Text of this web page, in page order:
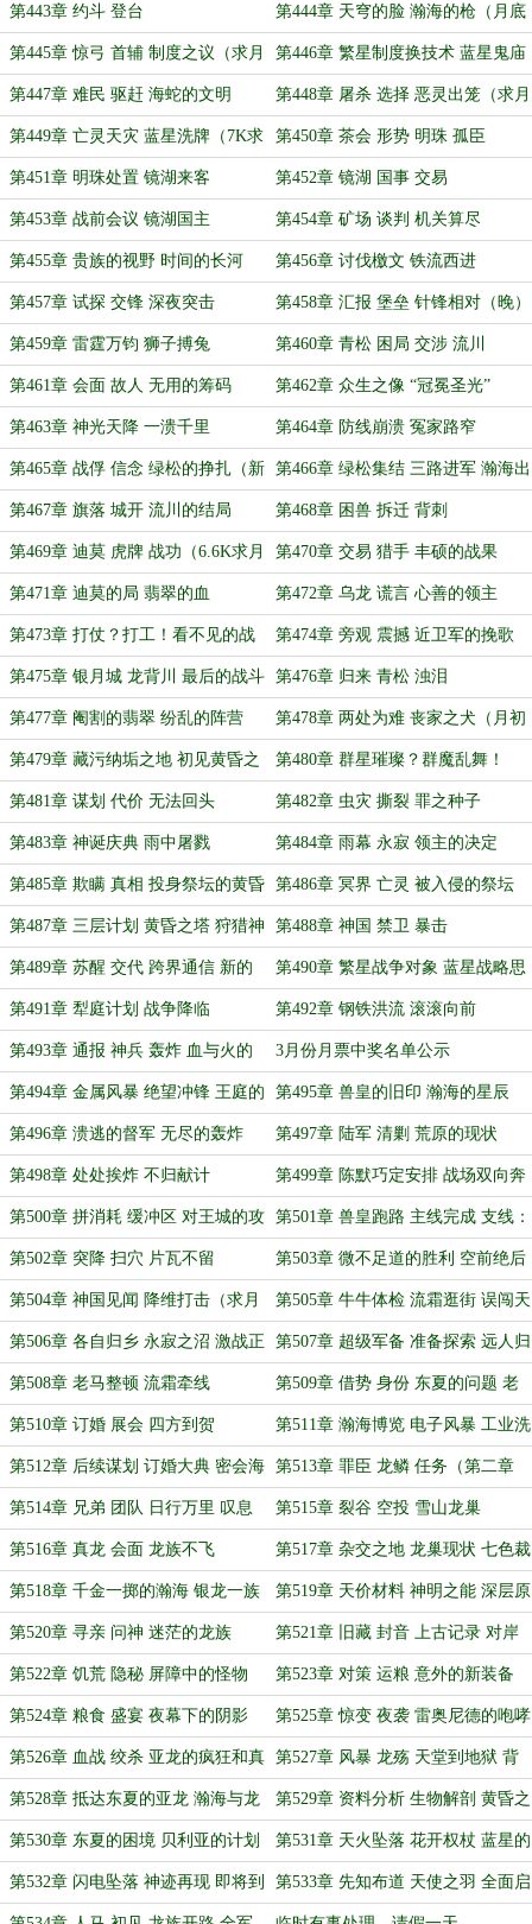
第443章 约斗 登台 第444章 天穹的脸 瀚海的枪（月底
了，求还没投的月票谢谢）
第445章 惊弓 首辅 制度之议（求月
票）
第446章 繁星制度换技术 蓝星鬼庙
传血谕（求月票）
第447章 难民 驱赶 海蛇的文明 第448章 屠杀 选择 恶灵出笼（求月
票）
第449章 亡灵天灾 蓝星洗牌（7K求
月票）
第450章 茶会 形势 明珠 孤臣
（6.6K求月票）
第451章 明珠处置 镜湖来客 第452章 镜湖 国事 交易
第453章 战前会议 镜湖国主 第454章 矿场 谈判 机关算尽
第455章 贵族的视野 时间的长河 第456章 讨伐檄文 铁流西进
第457章 试探 交锋 深夜突击 第458章 汇报 堡垒 针锋相对（晚）
第459章 雷霆万钧 狮子搏兔 第460章 青松 困局 交涉 流川
第461章 会面 故人 无用的筹码 第462章 众生之像 “冠冕圣光”
第463章 神光天降 一溃千里 第464章 防线崩溃 冤家路窄
第465章 战俘 信念 绿松的挣扎（新
年快乐！）
第466章 绿松集结 三路进军 瀚海出
征
第467章 旗落 城开 流川的结局 第468章 困兽 拆迁 背刺
第469章 迪莫 虎牌 战功（6.6K求月
票）
第470章 交易 猎手 丰硕的战果
第471章 迪莫的局 翡翠的血 第472章 乌龙 谎言 心善的领主
第473章 打仗？打工！看不见的战
线
第474章 旁观 震撼 近卫军的挽歌
第475章 银月城 龙背川 最后的战斗
（7.2K，月末求月票）
第476章 归来 青松 浊泪
第477章 阉割的翡翠 纷乱的阵营
（月初求月票）
第478章 两处为难 丧家之犬（月初
求月票）
第479章 藏污纳垢之地 初见黄昏之
主
第480章 群星璀璨？群魔乱舞！
第481章 谋划 代价 无法回头 第482章 虫灾 撕裂 罪之种子
第483章 神诞庆典 雨中屠戮 第484章 雨幕 永寂 领主的决定
第485章 欺瞒 真相 投身祭坛的黄昏
之主
第486章 冥界 亡灵 被入侵的祭坛
第487章 三层计划 黄昏之塔 狩猎神
明
第488章 神国 禁卫 暴击
第489章 苏醒 交代 跨界通信 新的
规划
第490章 繁星战争对象 蓝星战略思
考
第491章 犁庭计划 战争降临 第492章 钢铁洪流 滚滚向前
第493章 通报 神兵 轰炸 血与火的
要塞（万字大章求票）
3月份月票中奖名单公示
第494章 金属风暴 绝望冲锋 王庭的
沉默
第495章 兽皇的旧印 瀚海的星辰
第496章 溃逃的督军 无尽的轰炸 第497章 陆军 清剿 荒原的现状
第498章 处处挨炸 不归献计 第499章 陈默巧定安排 战场双向奔
赴（补）
第500章 拼消耗 缓冲区 对王城的攻
击试探
第501章 兽皇跑路 主线完成 支线：
冰雪战歌营地
第502章 突降 扫穴 片瓦不留 第503章 微不足道的胜利 空前绝后
的接待
第504章 神国见闻 降维打击（求月
票）
第505章 牛牛体检 流霜逛街 误闯天
家
第506章 各自归乡 永寂之沼 激战正
酣
第507章 超级军备 准备探索 远人归
来
第508章 老马整顿 流霜牵线 第509章 借势 身份 东夏的问题 老
马的剖析
第510章 订婚 展会 四方到贺 第511章 瀚海博览 电子风暴 工业洗
礼
第512章 后续谋划 订婚大典 密会海
族（万字合章求票）
第513章 罪臣 龙鳞 任务（第二章
晚，抱歉）
第514章 兄弟 团队 日行万里 叹息
冰原
第515章 裂谷 空投 雪山龙巢
第516章 真龙 会面 龙族不飞 第517章 杂交之地 龙巢现状 七色裁
决
第518章 千金一掷的瀚海 银龙一族
的希望
第519章 天价材料 神明之能 深层原
因
第520章 寻亲 问神 迷茫的龙族 第521章 旧藏 封音 上古记录 对岸
之问
第522章 饥荒 隐秘 屏障中的怪物 第523章 对策 运粮 意外的新装备
（月底求月票）
第524章 粮食 盛宴 夜幕下的阴影 第525章 惊变 夜袭 雷奥尼德的咆哮
第526章 血战 绞杀 亚龙的疯狂和真
龙的暴怒
第527章 风暴 龙殇 天堂到地狱 背
弃的真相
第528章 抵达东夏的亚龙 瀚海与龙
崖的清算
第529章 资料分析 生物解剖 黄昏之
主的出路
第530章 东夏的困境 贝利亚的计划
锚点城的神庙（万字求票）
第531章 天火坠落 花开权杖 蓝星的
喧嚣
第532章 闪电坠落 神迹再现 即将到 第533章 先知布道 天使之羽 全面启